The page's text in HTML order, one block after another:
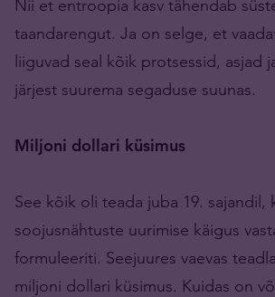
Nii et entroopia kasv tähendab
taandarengut. Ja on selge, et
liiguvad seal kõik protsessid, asjad
järjest suurema segaduse suunas.
Miljoni dollari küsimus
See kõik oli teada juba 19. sajandil,
soojusnähtuste uurimise käigus
formuleeriti. Seejuures vaevas
miljoni dollari küsimus. Kuidas on